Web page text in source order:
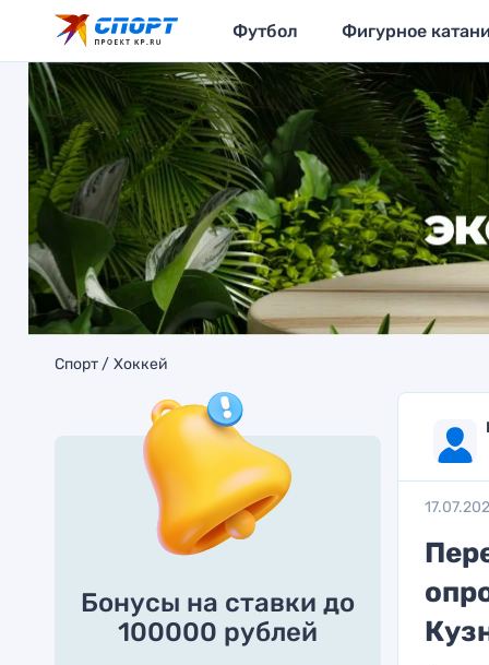
Футбол Фигурное
Спорт Хоккей
Бонусы на ставки до
100000 рублей